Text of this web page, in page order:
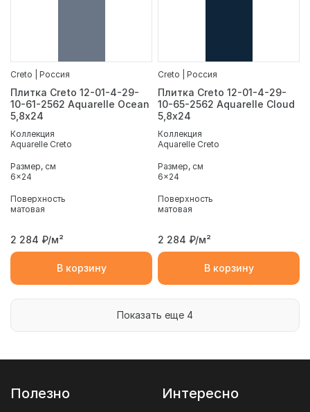
Creto | Россия
Плитка Creto 12-01-4-29-
10-61-2562 Aquarelle Ocean
5,8х24
Коллекция
Aquarelle Creto
Размер, см
6x24
Поверхность
матовая
2 284 ₽/м²
В корзину
Creto | Россия
Плитка Creto 12-01-4-29-
10-65-2562 Aquarelle Cloud
5,8х24
Коллекция
Aquarelle Creto
Размер, см
6x24
Поверхность
матовая
2 284 ₽/м²
В корзину
Показать еще 4
Полезно Интересно